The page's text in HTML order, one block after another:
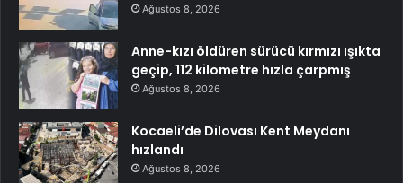
Ağustos 8, 2026
Anne-kızı öldüren sürücü kırmızı ışıkta
geçip, 112 kilometre hızla çarpmış
Ağustos 8, 2026
Kocaeli’de Dilovası Kent Meydanı
hızlandı
Ağustos 8, 2026